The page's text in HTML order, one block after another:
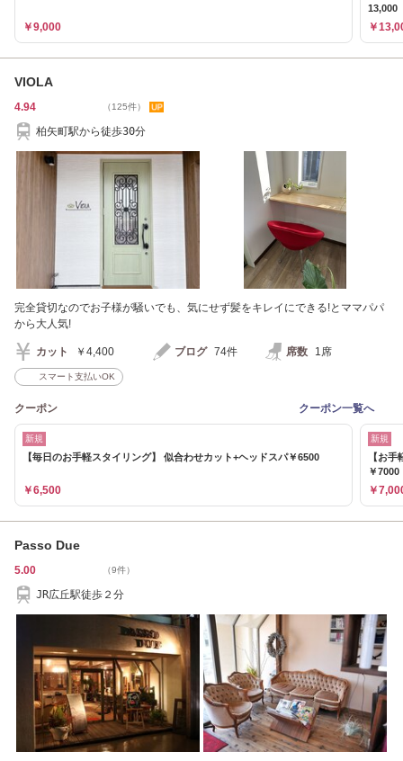
￥9,000
13,000
￥
VIOLA
4.94 （125件）
柏矢町駅から徒歩30分
完全貸切なのでお子様が騒いでも、気にせず髪をキレイにできる!とママパパ
から大人気!
カット ￥4,400 ブログ 74件 席数 1席
スマート支払いOK
クーポン クーポン一覧へ
新規
【毎日のお手軽スタイリング】 似合わせカット+ヘッドスパ￥6500
￥6,500
新規
【お
￥7000
￥
Passo Due
5.00 （9件）
JR広丘駅徒歩２分